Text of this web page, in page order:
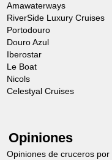
Los
VISITA
VERSAILLES
Amawaterways
RiverSide Luxury Cruises
Portodouro
Douro Azul
Iberostar
Le Boat
Nicols
Celestyal Cruises
Opiniones
Opiniones de cruceros por